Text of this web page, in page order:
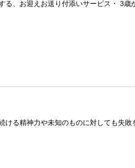
、お迎えお送り付添いサービス・ 3歳
ける精神力や未知のものに対しても失敗